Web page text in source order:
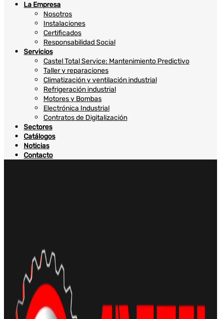
La Empresa
Nosotros
Instalaciones
Certificados
Responsabilidad Social
Servicios
Castel Total Service: Mantenimiento Predictivo
Taller y reparaciones
Climatización y ventilación industrial
Refrigeración industrial
Motores y Bombas
Electrónica Industrial
Contratos de Digitalización
Sectores
Catálogos
Noticias
Contacto